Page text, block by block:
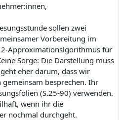
sollen zwei
Vorbereitung im
2-Approximationslgorithmus für
Sorge: Die Darstellung muss
eher darum, dass wir
besprechen. Ihr
(S.25-90) verwenden.
wenn ihr die
nochmal durchgeht.